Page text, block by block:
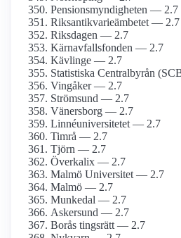
Pensionsmyndigheten — 2.7
Riksantikvarieämbetet — 2.7
Riksdagen — 2.7
Kärnavfallsfonden — 2.7
Kävlinge — 2.7
Statistiska Centralbyrån
Vingåker — 2.7
Strömsund — 2.7
Vänersborg — 2.7
Linnéuniversitetet — 2.7
Timrå — 2.7
Tjörn — 2.7
Överkalix — 2.7
Malmö Universitet — 2.7
Malmö — 2.7
Munkedal — 2.7
Askersund — 2.7
Borås tingsrätt — 2.7